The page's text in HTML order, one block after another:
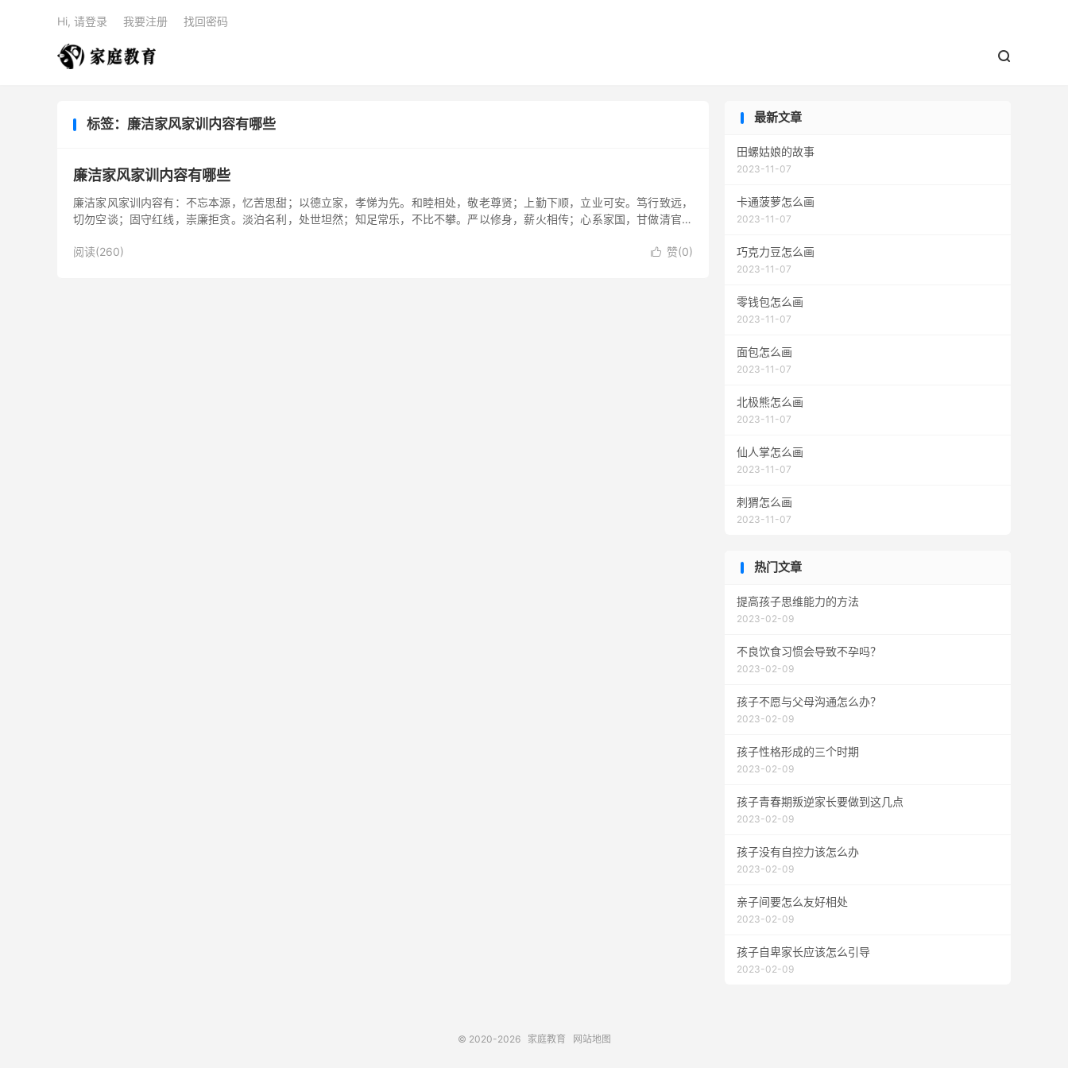

Hi, 请登录 我要注册 找回密码
标签：廉洁家风家训内容有哪些
廉洁家风家训内容有哪些
廉洁家风家训内容有：不忘本源，忆苦思甜；以德立家，孝悌为先。和睦相处，敬老尊贤；上勤下顺，立业可安。笃行致远，
切勿空谈；固守红线，崇廉拒贪。淡泊名利，处世坦然；知足常乐，不比不攀。严以修身，薪火相传；心系家国，甘做清官。
 赞(0)
阅读(260)
最新文章
田螺姑娘的故事
2023-11-07
卡通菠萝怎么画
2023-11-07
巧克力豆怎么画
2023-11-07
零钱包怎么画
2023-11-07
面包怎么画
2023-11-07
北极熊怎么画
2023-11-07
仙人掌怎么画
2023-11-07
刺猬怎么画
2023-11-07
热门文章
提高孩子思维能力的方法
2023-02-09
不良饮食习惯会导致不孕吗？
2023-02-09
孩子不愿与父母沟通怎么办？
2023-02-09
孩子性格形成的三个时期
2023-02-09
孩子青春期叛逆家长要做到这几点
2023-02-09
孩子没有自控力该怎么办
2023-02-09
亲子间要怎么友好相处
2023-02-09
孩子自卑家长应该怎么引导
2023-02-09
© 2020-2026 家庭教育 网站地图